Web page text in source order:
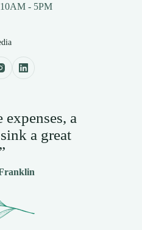
10AM - 5PM
a
a great